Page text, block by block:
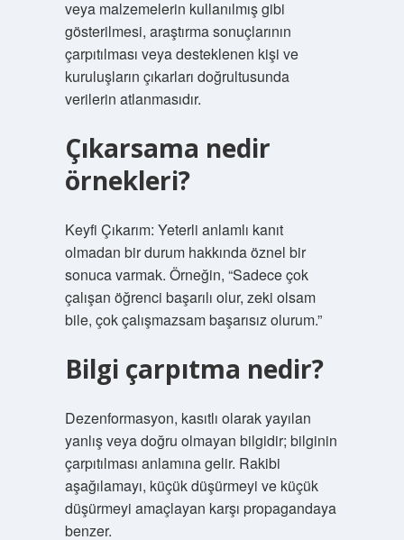
veya malzemelerin kullanılmış gibi
gösterilmesi, araştırma sonuçlarının
çarpıtılması veya desteklenen kişi ve
kuruluşların çıkarları doğrultusunda
verilerin atlanmasıdır.
Çıkarsama nedir
örnekleri?
Keyfi Çıkarım: Yeterli anlamlı kanıt
olmadan bir durum hakkında öznel bir
sonuca varmak. Örneğin, “Sadece çok
çalışan öğrenci başarılı olur, zeki olsam
bile, çok çalışmazsam başarısız olurum.”
Bilgi çarpıtma nedir?
Dezenformasyon, kasıtlı olarak yayılan
yanlış veya doğru olmayan bilgidir; bilginin
çarpıtılması anlamına gelir. Rakibi
aşağılamayı, küçük düşürmeyi ve küçük
düşürmeyi amaçlayan karşı propagandaya
benzer.